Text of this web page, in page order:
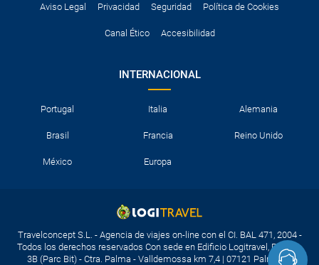
Aviso Legal Privacidad Seguridad Política de Cookies
Canal Ético Accesibilidad
INTERNACIONAL
Portugal Italia Alemania
Brasil Francia Reino Unido
México Europa
Travelconcept S.L. - Agencia de viajes on-line con el CI. BAL 471, 2004 -
Todos los derechos reservados Con sede en Edificio Logitravel, Parcela
3B (Parc Bit) - Ctra. Palma - Valldemossa km 7,4 | 07121 Palma de